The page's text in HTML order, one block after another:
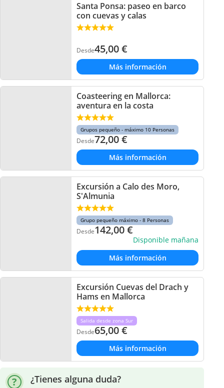
Santa Ponsa: paseo en barco
con cuevas y calas
Desde45,00€
Más información
Coasteering en Mallorca:
aventura en la costa
Grupos pequeño - máximo 10 Personas
Desde72,00€
Más información
Excursión a Calo des Moro,
S'Almunia
Grupo pequeño máximo - 8 Personas
Desde142,00€
Disponible mañana
Más información
Excursión Cuevas del Drach y
Hams en Mallorca
Salida desde zona Sur
Desde65,00€
Más información
¿Tienes alguna duda?